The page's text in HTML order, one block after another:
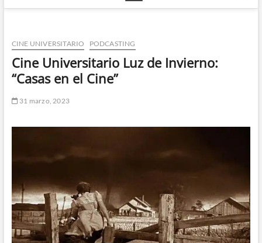
o
CINE UNIVERSITARIO PODCASTING
Cine Universitario Luz de Invierno:
“Casas en el Cine”
31 marzo, 2023